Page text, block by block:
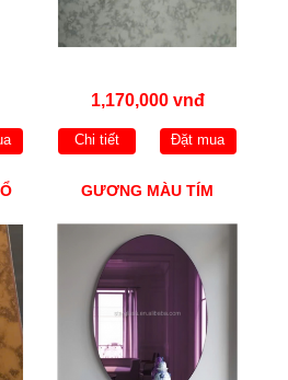
1,170,000 vnđ
Chi tiết Đặt mua
GƯƠNG MÀU TÍM